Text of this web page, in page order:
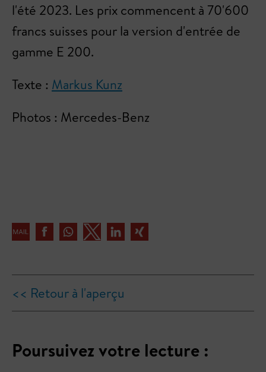
l'été 2023. Les prix commencent à 70'600
francs suisses pour la version d'entrée de
gamme E 200.
Texte : Markus Kunz
Photos : Mercedes-Benz
<< Retour à l'aperçu
Poursuivez votre lecture :